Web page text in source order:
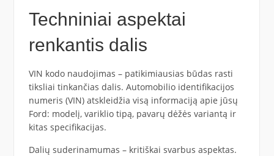
Techniniai aspektai
renkantis dalis
VIN kodo naudojimas – patikimiausias būdas rasti
tiksliai tinkančias dalis. Automobilio identifikacijos
numeris (VIN) atskleidžia visą informaciją apie jūsų
Ford: modelį, variklio tipą, pavarų dėžės variantą ir
kitas specifikacijas.
Dalių suderinamumas – kritiškai svarbus aspektas.